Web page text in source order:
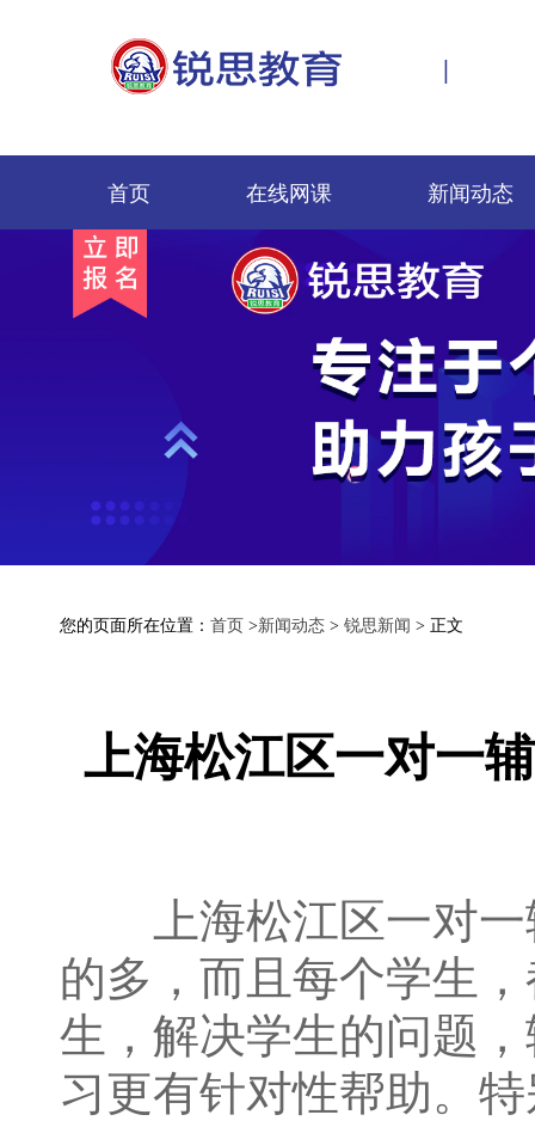
|
首页 在线网课 新闻动态
您的页面所在位置： 首页 >新闻动态 > 锐思新闻 > 正文
上海松江区一对一
上海松江区一对一
的多，而且每个学生
生，解决学生的问题
习更有针对性帮助。